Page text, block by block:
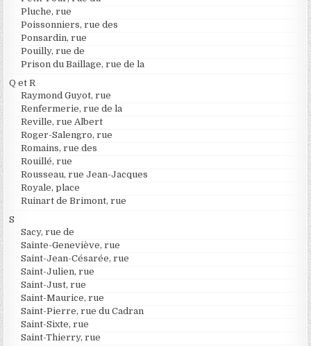
Pluche, rue
Poissonniers, rue des
Ponsardin, rue
Pouilly, rue de
Prison du Baillage, rue de la
Q et R
Raymond Guyot, rue
Renfermerie, rue de la
Reville, rue Albert
Roger-Salengro, rue
Romains, rue des
Rouillé, rue
Rousseau, rue Jean-Jacques
Royale, place
Ruinart de Brimont, rue
S
Sacy, rue de
Sainte-Geneviève, rue
Saint-Jean-Césarée, rue
Saint-Julien, rue
Saint-Just, rue
Saint-Maurice, rue
Saint-Pierre, rue du Cadran
Saint-Sixte, rue
Saint-Thierry, rue